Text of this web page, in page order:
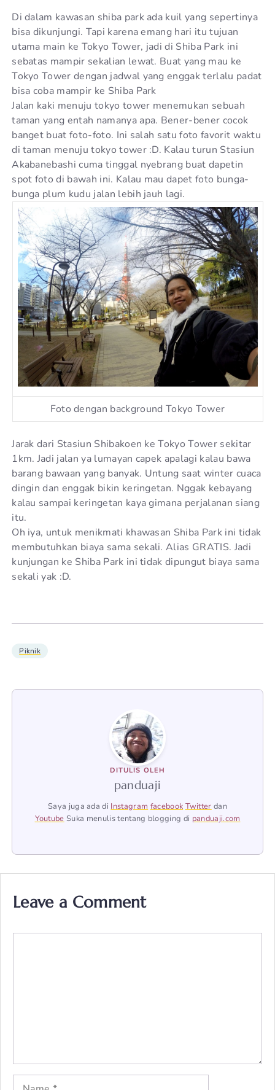
Di dalam kawasan shiba park ada kuil yang sepertinya
bisa dikunjungi. Tapi karena emang hari itu tujuan
utama main ke Tokyo Tower, jadi di Shiba Park ini
sebatas mampir sekalian lewat. Buat yang mau ke
Tokyo Tower dengan jadwal yang enggak terlalu padat
bisa coba mampir ke Shiba Park
Jalan kaki menuju tokyo tower menemukan sebuah
taman yang entah namanya apa. Bener-bener cocok
banget buat foto-foto. Ini salah satu foto favorit waktu
di taman menuju tokyo tower :D. Kalau turun Stasiun
Akabanebashi cuma tinggal nyebrang buat dapetin
spot foto di bawah ini. Kalau mau dapet foto bunga-
bunga plum kudu jalan lebih jauh lagi.
Foto dengan background Tokyo Tower
Jarak dari Stasiun Shibakoen ke Tokyo Tower sekitar
1km. Jadi jalan ya lumayan capek apalagi kalau bawa
barang bawaan yang banyak. Untung saat winter cuaca
dingin dan enggak bikin keringetan. Nggak kebayang
kalau sampai keringetan kaya gimana perjalanan siang
itu.
Oh iya, untuk menikmati khawasan Shiba Park ini tidak
membutuhkan biaya sama sekali. Alias GRATIS. Jadi
kunjungan ke Shiba Park ini tidak dipungut biaya sama
sekali yak :D.
Piknik
DITULIS OLEH
panduaji
Saya juga ada di Instagram facebook Twitter dan
Youtube Suka menulis tentang blogging di panduaji.com
Leave a Comment
Name